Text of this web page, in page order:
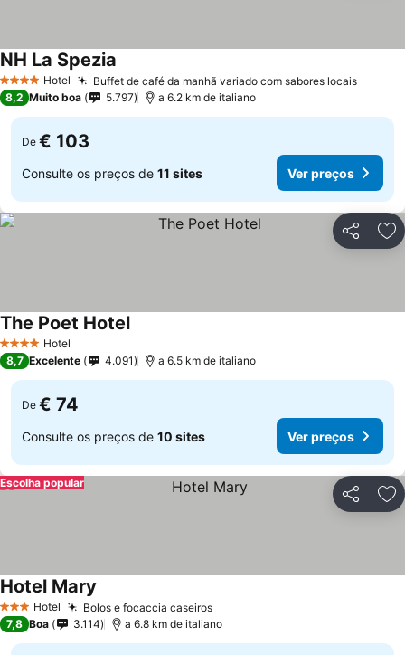
4 EstrelasHotel Buffet de café da manhã variado com sabores locaisVer
NH La Spezia
8,2 Muito boa 5.797 a 6.2 km de italiano
De € 103
Consulte os preços de 11 sites Ver preços
Partilhar
4 EstrelasHotel
The Poet HotelVer preços
8,7 Excelente 4.091 a 6.5 km de italiano
De € 74
Consulte os preços de 10 sites Ver preços
Partilhar
Escolha popular
3 EstrelasHotel Bolos e focaccia caseirosVer preços
Hotel Mary
7,8 Boa 3.114 a 6.8 km de italiano